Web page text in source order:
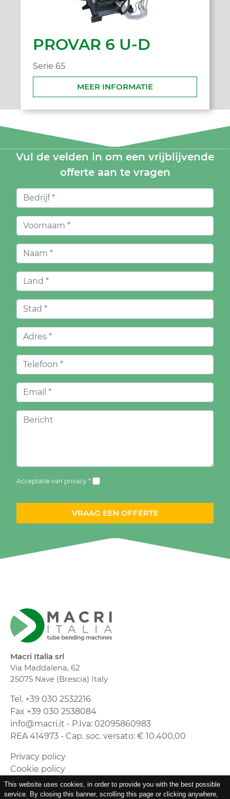
This website uses cookies, in order to provide you with the best possible
service. By closing this banner, scrolling this page or clicking anywhere,
PROVAR 6 U-D
Serie 65
MEER INFORMATIE
Vul de velden in om een vrijblijvende
offerte aan te vragen
Acceptatie van privacy *
VRAAG EEN OFFERTE
Macri Italia srl
Via Maddalena, 62
25075 Nave (Brescia) Italy
Tel. +39 030 2532216
Fax +39 030 2538084
info@macri.it - P.Iva: 02095860983
REA 414973 - Cap. soc. versato: € 10.400,00
Privacy policy
Cookie policy
Timmagine | Agenzia di marketing e
comunicazione